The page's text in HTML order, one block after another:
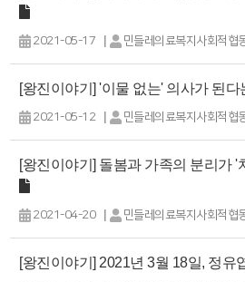
2021-05-17 | 민들레의료복지사회적협
[왕진이야기] '이물 없는' 의사가 된다
2021-05-12 | 민들레의료복지사회적협
[왕진이야기] 돌봄과 가족의 분리가 '
2021-04-20 | 민들레의료복지사회적협
[왕진이야기] 2021년 3월 18일, 정유